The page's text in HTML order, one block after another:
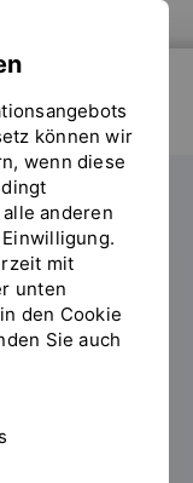
können wir
wenn diese
anderen
mit
unten
den Cookie
Sie auch